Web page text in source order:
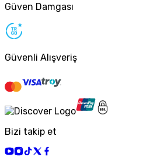
Güven Damgası
Güvenli Alışveriş
Bizi takip et